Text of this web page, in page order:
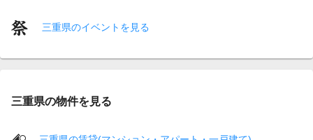
三重県のイベントを見る
三重県の物件を見る